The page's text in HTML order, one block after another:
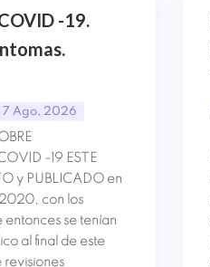
-19.
7 Ago, 2026
-19 ESTE
y PUBLICADO en
con los
se tenían
al final de este
revisiones